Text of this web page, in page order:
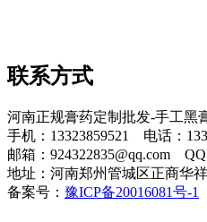
联系方式
河南正规膏药定制批发-手工黑
手机：13323859521 电话：
邮箱：924322835@qq.com QQ
地址：河南郑州管城区正商华
备案号： 豫ICP备20016081号-1